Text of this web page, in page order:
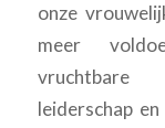
onze
meer
vruchtbare
leiderschap